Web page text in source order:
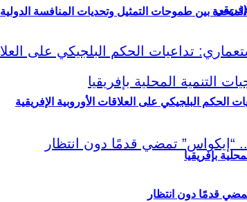
بين طموحات التمثيل وتحديات المنافسة الدولية
بإفريقيا
الحكم البلجيكي على العلاقات الأوروبية الإفريقية